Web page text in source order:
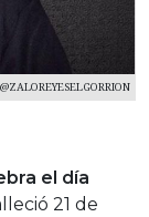
el día
21 de